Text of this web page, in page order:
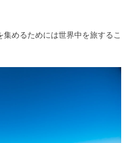
めるためには世界中を旅するこ